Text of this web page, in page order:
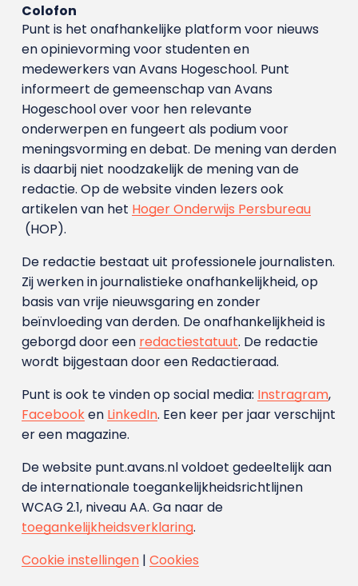
Colofon
Punt is het onafhankelijke platform voor nieuws
en opinievorming voor studenten en
medewerkers van Avans Hoge­school. Punt
informeert de gemeenschap van Avans
Hogeschool over voor hen relevante
onderwerpen en fungeert als podium voor
meningsvorming en debat. De mening van derden
is daarbij niet noodzakelijk de mening van de
redactie. Op de website vinden lezers ook
artikelen van het Hoger Onderwijs Persbureau
(HOP).
De redactie bestaat uit professionele journalisten.
Zij werken in journalistieke onafhankelijkheid, op
basis van vrije nieuwsgaring en zonder
beïnvloeding van derden. De onafhankelijkheid is
geborgd door een redactiestatuut. De redactie
wordt bijgestaan door een Redactieraad.
Punt is ook te vinden op social media: Instragram,
Facebooken LinkedIn. Een keer per jaar verschijnt
er een magazine.
De website punt.avans.nl voldoet gedeeltelijk aan
de internationale toegankelijkheidsrichtlijnen
WCAG 2.1, niveau AA. Ga naar de
toegankelijkheidsverklaring.
Cookie instellingen| Cookies